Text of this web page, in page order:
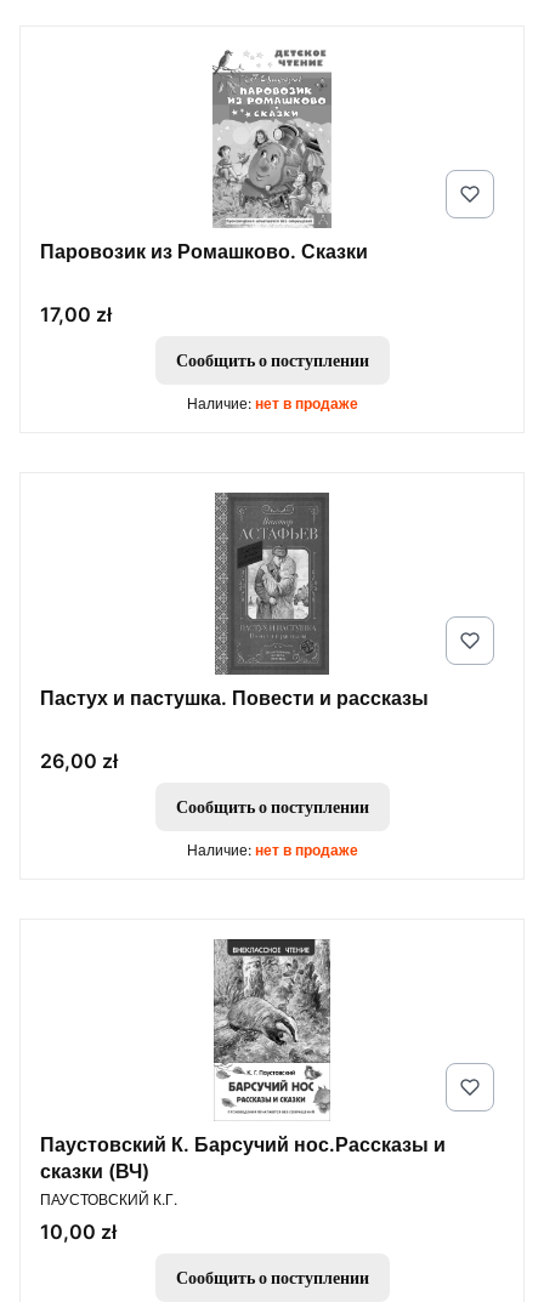
Паровозик из Ромашково. Сказки
Цена
17,00 zł
Сообщить о поступлении
Наличие: нет в продаже
Пастух и пастушка. Повести и рассказы
Цена
26,00 zł
Сообщить о поступлении
Наличие: нет в продаже
Паустовский К. Барсучий нос.Рассказы и
сказки (ВЧ)
ПРОИЗВОДИТЕЛЬ
ПАУСТОВСКИЙ К.Г.
Цена
10,00 zł
Сообщить о поступлении